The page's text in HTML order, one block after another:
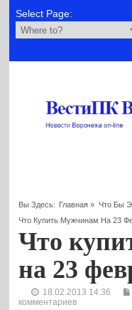
Select Page:
Вы Здесь: Главная » Что Бы
Что Купить Мужчинам На 23
Что
на 23
18.02.2013 14:36
комментариев